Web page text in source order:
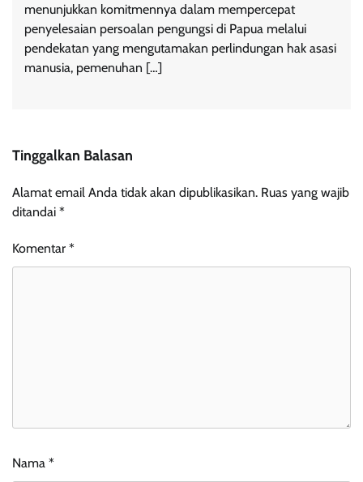
menunjukkan komitmennya dalam mempercepat
penyelesaian persoalan pengungsi di Papua melalui
pendekatan yang mengutamakan perlindungan hak asasi
manusia, pemenuhan […]
Tinggalkan Balasan
Alamat email Anda tidak akan dipublikasikan. Ruas yang wajib
ditandai *
Komentar *
Nama *